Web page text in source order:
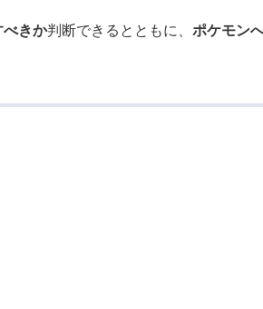
べきか判断できるとともに、 ポケモン